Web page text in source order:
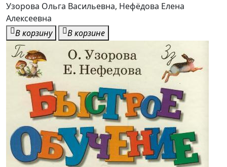
Узорова Ольга Васильевна, Нефёдова Елена
Алексеевна
В корзину
В корзине